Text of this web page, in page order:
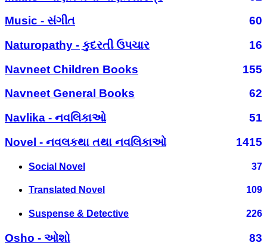
Music - સંગીત
60
Naturopathy - કુદરતી ઉપચાર
16
Navneet Children Books
155
Navneet General Books
62
Navlika - નવલિકાઓ
51
Novel - નવલકથા તથા નવલિકાઓ
1415
Social Novel 37
Translated Novel 109
Suspense & Detective 226
Osho - ઓશો
83